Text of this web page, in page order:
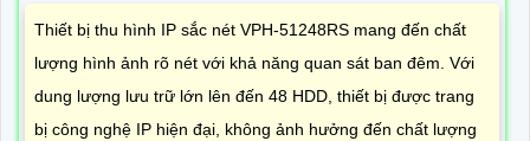
Thiết bị thu hình IP sắc nét VPH-51248RS mang đến chất
lượng hình ảnh rõ nét với khả năng quan sát ban đêm. Với
dung lượng lưu trữ lớn lên đến 48 HDD, thiết bị được trang
bị công nghệ IP hiện đại, không ảnh hưởng đến chất lượng